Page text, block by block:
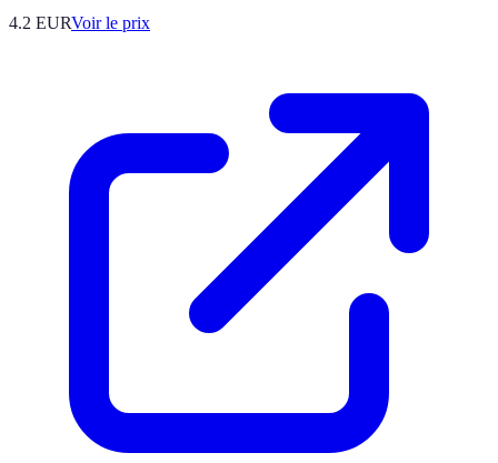
4.2 EURVoir le prix